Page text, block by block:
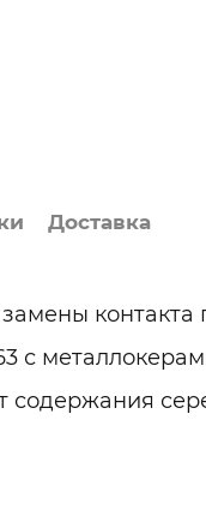
Доставка
контакта
с
содержания